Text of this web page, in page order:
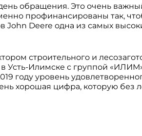
обращения. Это очень
профинансированы так,
John Deere одна из самых
строительного и
Усть-Илимске с группой
году уровень
хорошая цифра, которую без